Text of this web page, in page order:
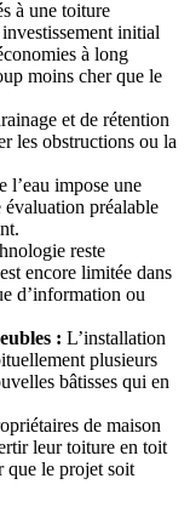
à une toiture
initial
à long
moins cher que le
et de rétention
les obstructions ou la
l’eau impose une
évaluation préalable
reste
encore limitée dans
d’information ou
: L’installation
plusieurs
bâtisses qui en
de maison
leur toiture en toit
que le projet soit